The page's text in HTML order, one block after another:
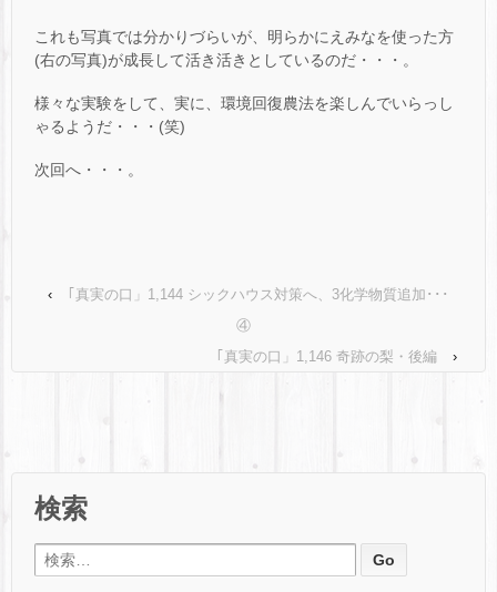
これも写真では分かりづらいが、明らかにえみなを使った方
(右の写真)が成長して活き活きとしているのだ・・・。
様々な実験をして、実に、環境回復農法を楽しんでいらっし
ゃるようだ・・・(笑)
次回へ・・・。
‹
｢真実の口」1,144 シックハウス対策へ、3化学物質追加･･･
④
｢真実の口」1,146 奇跡の梨・後編
›
検索
検索: